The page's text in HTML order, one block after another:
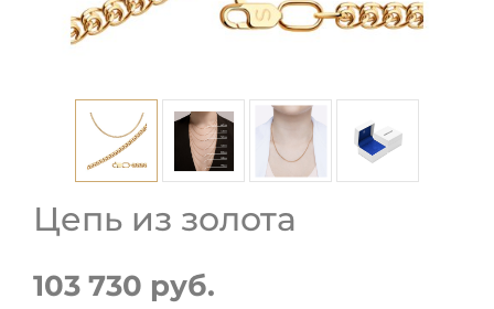
Цепь из золота
103 730 руб.